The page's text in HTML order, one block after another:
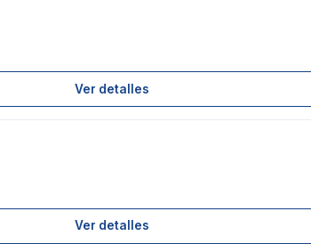
Ver detalles
Ver detalles